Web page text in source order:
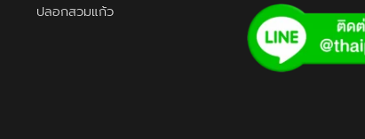
ปลอกสวมแก้ว